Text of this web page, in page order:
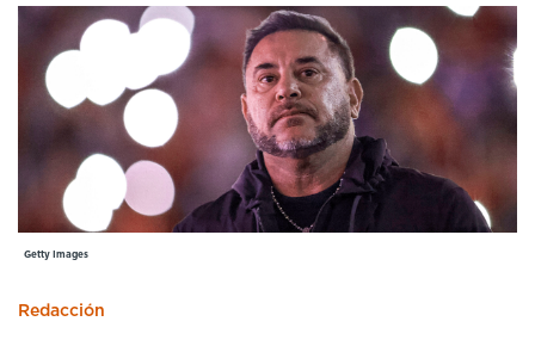
English Español
Getty Images
Redacción